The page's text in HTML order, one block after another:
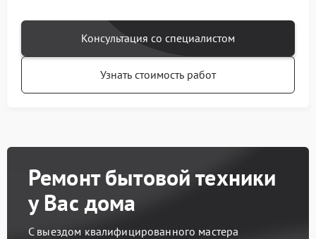
Консультация со специалистом
Узнать стоимость работ
Ремонт бытовой техники
у Вас дома
С выездом квалифицированного мастера